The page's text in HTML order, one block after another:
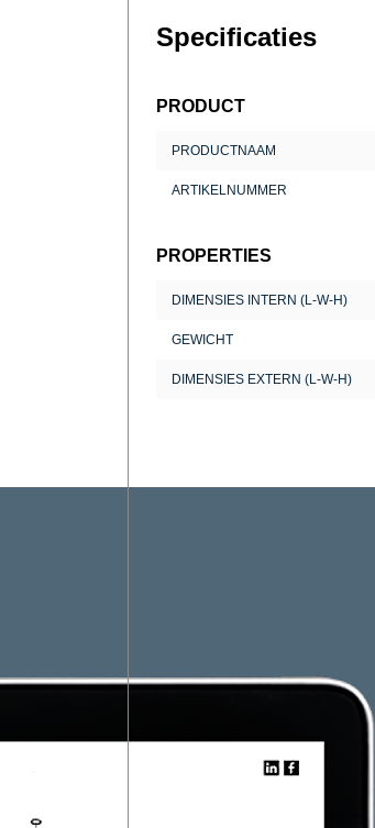
Specificaties
PRODUCT
PRODUCTNAAM
ARTIKELNUMMER
PROPERTIES
DIMENSIES INTERN (L-W-H)
GEWICHT
DIMENSIES EXTERN (L-W-H)